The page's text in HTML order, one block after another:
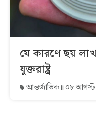
যে কারণে ছয়
যুক্তরাষ্ট্র
আন্তর্জাতিক ০৮